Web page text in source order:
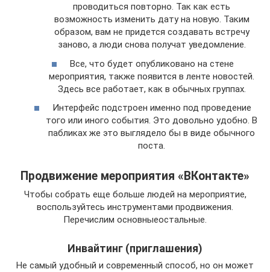
проводиться повторно. Так как есть
возможность изменить дату на новую. Таким
образом, вам не придется создавать встречу
заново, а люди снова получат уведомление.
Все, что будет опубликовано на стене
мероприятия, также появится в ленте новостей.
Здесь все работает, как в обычных группах.
Интерфейс подстроен именно под проведение
того или иного события. Это довольно удобно. В
пабликах же это выглядело бы в виде обычного
поста.
Продвижение мероприятия «ВКонтакте»
Чтобы собрать еще больше людей на мероприятие,
воспользуйтесь инструментами продвижения.
Перечислим основныеостальные.
Инвайтинг (приглашения)
Не самый удобный и современный способ, но он может